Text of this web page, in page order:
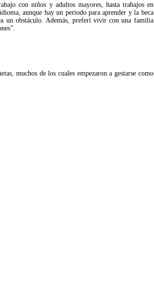
con niños y adultos mayores, hasta trabajos en
aunque hay un periodo para aprender y la beca
un obstáculo. Además, preferí vivir con una familia
muchos de los cuales empezaron a gestarse como